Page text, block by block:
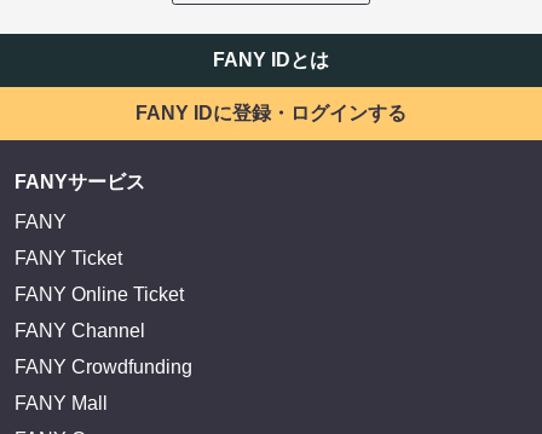
FANY IDとは
FANY IDに登録・ログインする
FANYサービス
FANY
FANY Ticket
FANY Online Ticket
FANY Channel
FANY Crowdfunding
FANY Mall